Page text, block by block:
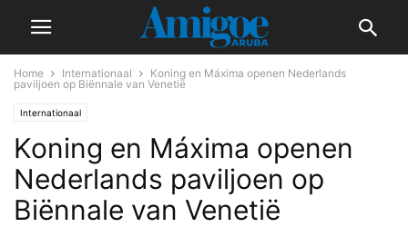
Home Internationaal
Koning en Máxima openen Nederlands
paviljoen op Biënnale van Venetië
Internationaal
Koning en Máxima openen
Nederlands paviljoen op
Biënnale van Venetië